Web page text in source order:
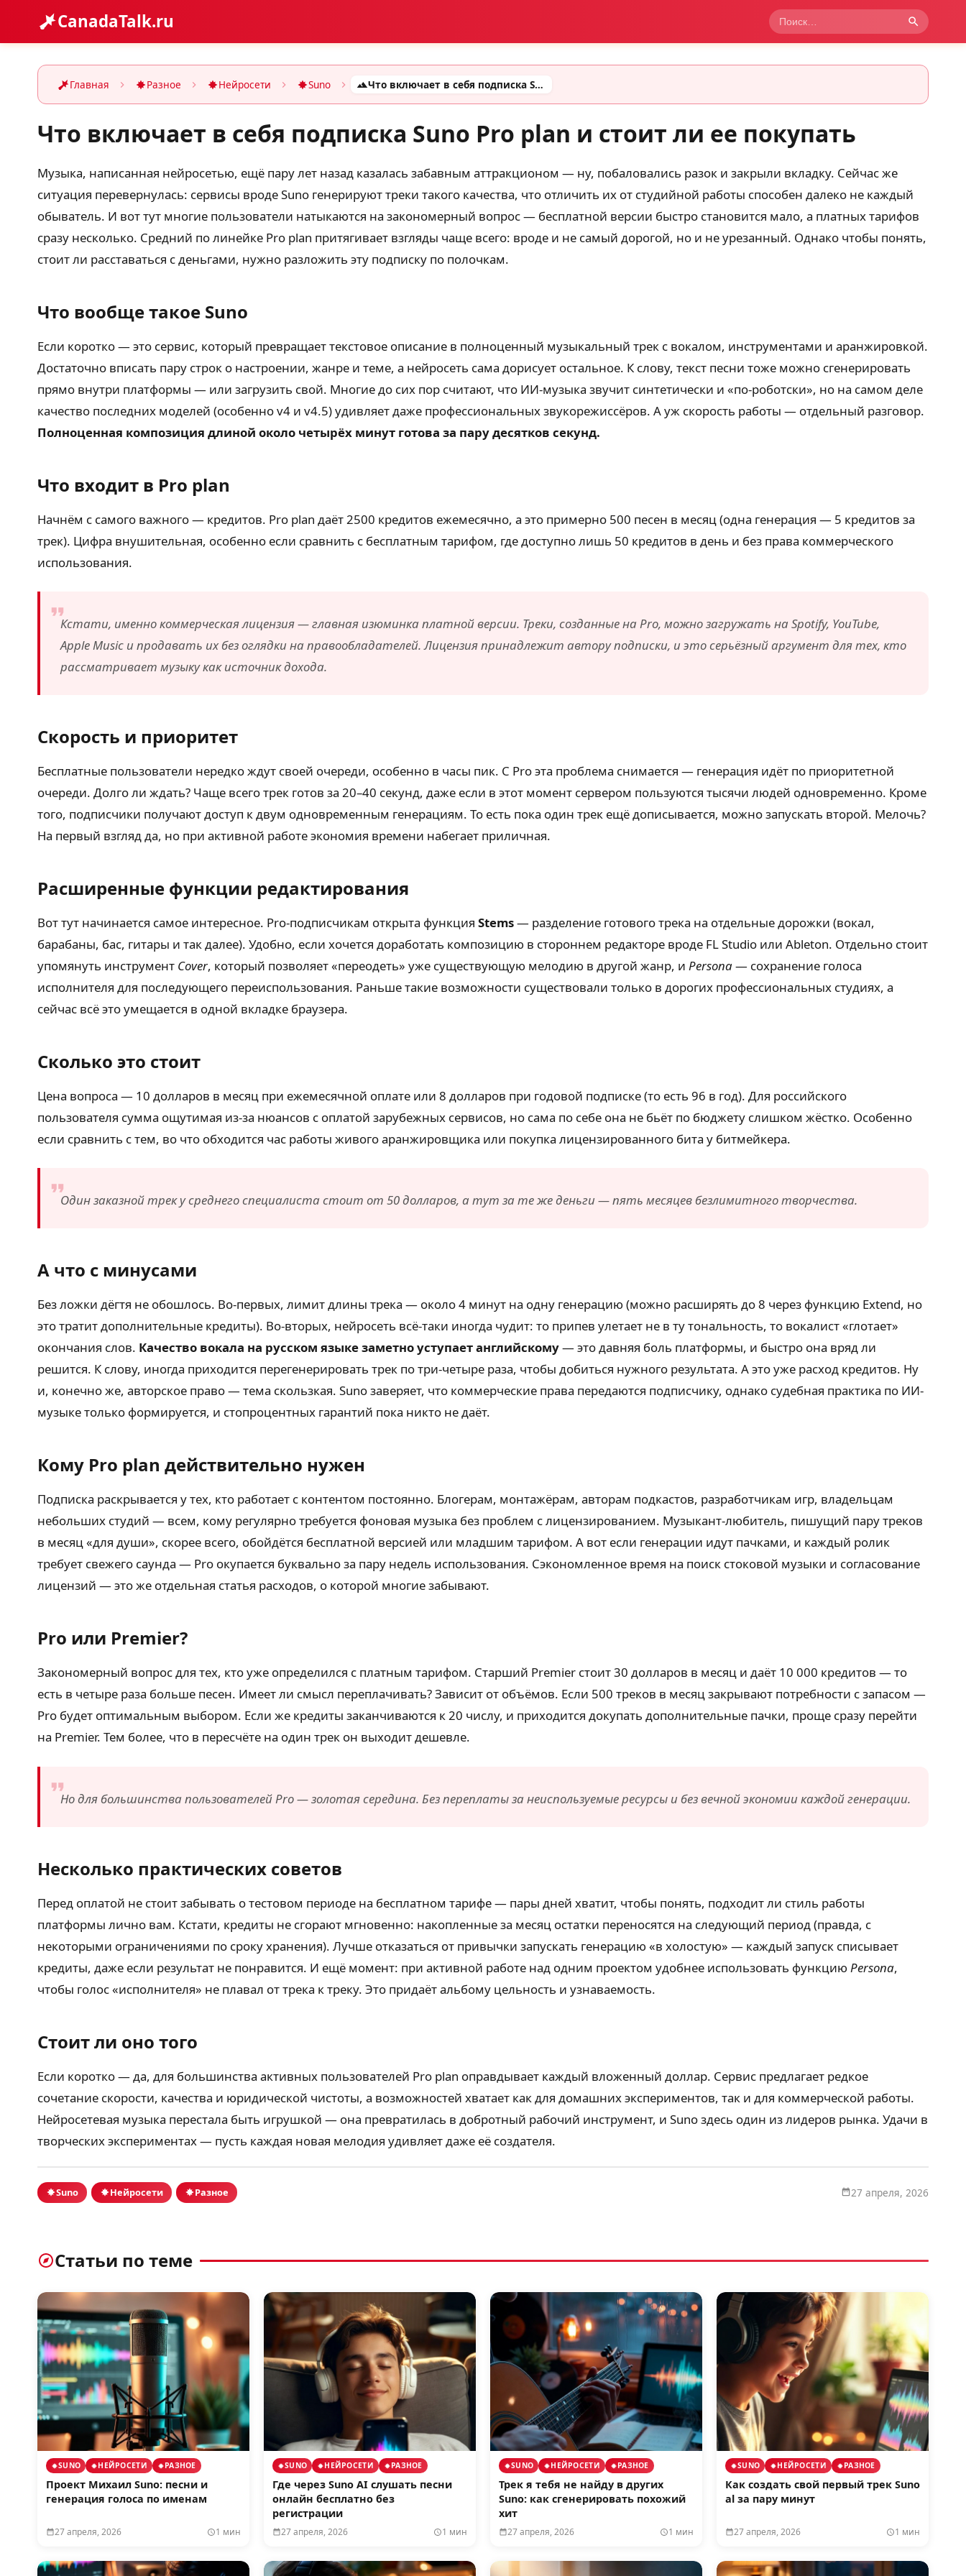
CanadaTalk.ru
Главная Разное Нейросети Suno Что включает в себя подписка Suno Pro plan и стоит ли ее покупать
Что включает в себя подписка Suno Pro plan и стоит ли ее покупать
Музыка, написанная нейросетью, ещё пару лет назад казалась забавным аттракционом — ну, побаловались разок и закрыли вкладку. Сейчас же
ситуация перевернулась: сервисы вроде Suno генерируют треки такого качества, что отличить их от студийной работы способен далеко не каждый
обыватель. И вот тут многие пользователи натыкаются на закономерный вопрос — бесплатной версии быстро становится мало, а платных тарифов
сразу несколько. Средний по линейке Pro plan притягивает взгляды чаще всего: вроде и не самый дорогой, но и не урезанный. Однако чтобы понять,
стоит ли расставаться с деньгами, нужно разложить эту подписку по полочкам.
Что вообще такое Suno
Если коротко — это сервис, который превращает текстовое описание в полноценный музыкальный трек с вокалом, инструментами и аранжировкой.
Достаточно вписать пару строк о настроении, жанре и теме, а нейросеть сама дорисует остальное. К слову, текст песни тоже можно сгенерировать
прямо внутри платформы — или загрузить свой. Многие до сих пор считают, что ИИ-музыка звучит синтетически и «по-роботски», но на самом деле
качество последних моделей (особенно v4 и v4.5) удивляет даже профессиональных звукорежиссёров. А уж скорость работы — отдельный разговор.
Полноценная композиция длиной около четырёх минут готова за пару десятков секунд.
Что входит в Pro plan
Начнём с самого важного — кредитов. Pro plan даёт 2500 кредитов ежемесячно, а это примерно 500 песен в месяц (одна генерация — 5 кредитов за
трек). Цифра внушительная, особенно если сравнить с бесплатным тарифом, где доступно лишь 50 кредитов в день и без права коммерческого
использования.
Кстати, именно коммерческая лицензия — главная изюминка платной версии. Треки, созданные на Pro, можно загружать на Spotify, YouTube,
Apple Music и продавать их без оглядки на правообладателей. Лицензия принадлежит автору подписки, и это серьёзный аргумент для тех, кто
рассматривает музыку как источник дохода.
Скорость и приоритет
Бесплатные пользователи нередко ждут своей очереди, особенно в часы пик. С Pro эта проблема снимается — генерация идёт по приоритетной
очереди. Долго ли ждать? Чаще всего трек готов за 20–40 секунд, даже если в этот момент сервером пользуются тысячи людей одновременно. Кроме
того, подписчики получают доступ к двум одновременным генерациям. То есть пока один трек ещё дописывается, можно запускать второй. Мелочь?
На первый взгляд да, но при активной работе экономия времени набегает приличная.
Расширенные функции редактирования
Вот тут начинается самое интересное. Pro-подписчикам открыта функция Stems— разделение готового трека на отдельные дорожки (вокал,
барабаны, бас, гитары и так далее). Удобно, если хочется доработать композицию в стороннем редакторе вроде FL Studio или Ableton. Отдельно стоит
упомянуть инструмент Cover, который позволяет «переодеть» уже существующую мелодию в другой жанр, и Persona— сохранение голоса
исполнителя для последующего переиспользования. Раньше такие возможности существовали только в дорогих профессиональных студиях, а
сейчас всё это умещается в одной вкладке браузера.
Сколько это стоит
Цена вопроса — 10 долларов в месяц при ежемесячной оплате или 8 долларов при годовой подписке (то есть 96 в год). Для российского
пользователя сумма ощутимая из-за нюансов с оплатой зарубежных сервисов, но сама по себе она не бьёт по бюджету слишком жёстко. Особенно
если сравнить с тем, во что обходится час работы живого аранжировщика или покупка лицензированного бита у битмейкера.
Один заказной трек у среднего специалиста стоит от 50 долларов, а тут за те же деньги — пять месяцев безлимитного творчества.
А что с минусами
Без ложки дёгтя не обошлось. Во-первых, лимит длины трека — около 4 минут на одну генерацию (можно расширять до 8 через функцию Extend, но
это тратит дополнительные кредиты). Во-вторых, нейросеть всё-таки иногда чудит: то припев улетает не в ту тональность, то вокалист «глотает»
окончания слов. Качество вокала на русском языке заметно уступает английскому— это давняя боль платформы, и быстро она вряд ли
решится. К слову, иногда приходится перегенерировать трек по три-четыре раза, чтобы добиться нужного результата. А это уже расход кредитов. Ну
и, конечно же, авторское право — тема скользкая. Suno заверяет, что коммерческие права передаются подписчику, однако судебная практика по ИИ-
музыке только формируется, и стопроцентных гарантий пока никто не даёт.
Кому Pro plan действительно нужен
Подписка раскрывается у тех, кто работает с контентом постоянно. Блогерам, монтажёрам, авторам подкастов, разработчикам игр, владельцам
небольших студий — всем, кому регулярно требуется фоновая музыка без проблем с лицензированием. Музыкант-любитель, пишущий пару треков
в месяц «для души», скорее всего, обойдётся бесплатной версией или младшим тарифом. А вот если генерации идут пачками, и каждый ролик
требует свежего саунда — Pro окупается буквально за пару недель использования. Сэкономленное время на поиск стоковой музыки и согласование
лицензий — это же отдельная статья расходов, о которой многие забывают.
Pro или Premier?
Закономерный вопрос для тех, кто уже определился с платным тарифом. Старший Premier стоит 30 долларов в месяц и даёт 10 000 кредитов — то
есть в четыре раза больше песен. Имеет ли смысл переплачивать? Зависит от объёмов. Если 500 треков в месяц закрывают потребности с запасом —
Pro будет оптимальным выбором. Если же кредиты заканчиваются к 20 числу, и приходится докупать дополнительные пачки, проще сразу перейти
на Premier. Тем более, что в пересчёте на один трек он выходит дешевле.
Но для большинства пользователей Pro — золотая середина. Без переплаты за неиспользуемые ресурсы и без вечной экономии каждой генерации.
Несколько практических советов
Перед оплатой не стоит забывать о тестовом периоде на бесплатном тарифе — пары дней хватит, чтобы понять, подходит ли стиль работы
платформы лично вам. Кстати, кредиты не сгорают мгновенно: накопленные за месяц остатки переносятся на следующий период (правда, с
некоторыми ограничениями по сроку хранения). Лучше отказаться от привычки запускать генерацию «в холостую» — каждый запуск списывает
кредиты, даже если результат не понравится. И ещё момент: при активной работе над одним проектом удобнее использовать функцию Persona,
чтобы голос «исполнителя» не плавал от трека к треку. Это придаёт альбому цельность и узнаваемость.
Стоит ли оно того
Если коротко — да, для большинства активных пользователей Pro plan оправдывает каждый вложенный доллар. Сервис предлагает редкое
сочетание скорости, качества и юридической чистоты, а возможностей хватает как для домашних экспериментов, так и для коммерческой работы.
Нейросетевая музыка перестала быть игрушкой — она превратилась в добротный рабочий инструмент, и Suno здесь один из лидеров рынка. Удачи в
творческих экспериментах — пусть каждая новая мелодия удивляет даже её создателя.
Suno Нейросети Разное 27 апреля, 2026
Статьи по теме
SUNO НЕЙРОСЕТИ РАЗНОЕ
Проект Михаил Suno: песни и
генерация голоса по именам
27 апреля, 2026 1 мин
SUNO НЕЙРОСЕТИ РАЗНОЕ
Где через Suno AI слушать песни
онлайн бесплатно без
регистрации
27 апреля, 2026 1 мин
SUNO НЕЙРОСЕТИ РАЗНОЕ
Трек я тебя не найду в других
Suno: как сгенерировать похожий
хит
27 апреля, 2026 1 мин
SUNO НЕЙРОСЕТИ РАЗНОЕ
Как создать свой первый трек Suno
al за пару минут
27 апреля, 2026 1 мин